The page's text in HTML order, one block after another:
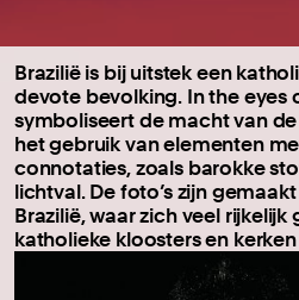
Brazilië is bij uitstek een
devote bevolking. In the eyes
symboliseert de macht van
het gebruik van elementen
connotaties, zoals barokke
lichtval. De foto’s zijn
Brazilië, waar zich veel
katholieke kloosters en